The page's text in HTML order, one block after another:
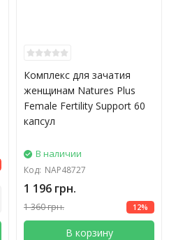
Комплекс для зачатия
женщинам Natures Plus
Female Fertility Support 60
капсул
В наличии
Код: NAP48727
1 196 грн.
1 360 грн. 12%
В корзину